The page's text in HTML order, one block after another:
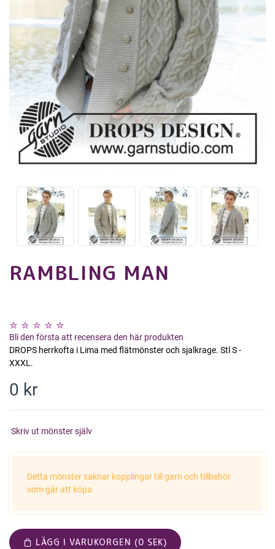
RAMBLING MAN
Bli den första att recensera den här produkten
DROPS herrkofta i Lima med flätmönster och sjalkrage. Stl S -
XXXL.
0 kr
Skriv ut mönster själv
Detta mönster saknar kopplingar till garn och tillbehör
som går att köpa
LÄGG I VARUKORGEN (0 SEK)